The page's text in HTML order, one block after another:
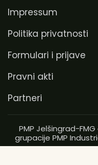
Impressum
Politika privatnosti
Formulari i prijave
Pravni akti
Partneri
PMP Jelšingrad-
grupacije PMP